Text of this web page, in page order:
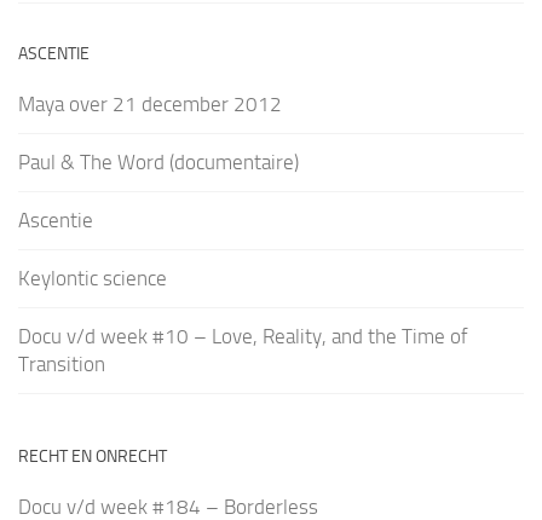
ASCENTIE
Maya over 21 december 2012
Paul & The Word (documentaire)
Ascentie
Keylontic science
Docu v/d week #10 – Love, Reality, and the Time of
Transition
RECHT EN ONRECHT
Docu v/d week #184 – Borderless